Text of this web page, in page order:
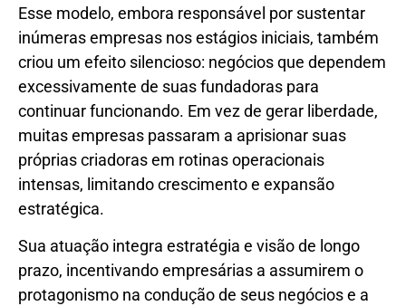
Esse modelo, embora responsável por sustentar
inúmeras empresas nos estágios iniciais, também
criou um efeito silencioso: negócios que dependem
excessivamente de suas fundadoras para
continuar funcionando. Em vez de gerar liberdade,
muitas empresas passaram a aprisionar suas
próprias criadoras em rotinas operacionais
intensas, limitando crescimento e expansão
estratégica.
Sua atuação integra estratégia e visão de longo
prazo, incentivando empresárias a assumirem o
protagonismo na condução de seus negócios e a